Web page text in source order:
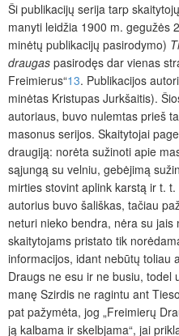
Ši publikacijų serija tarp
manyti leidžia 1900 m. gegužės
minėtų publikacijų pasirodymo)
draugas pasirodęs dar vienas
Freimierus“13. Publikacijos
minėtas Kristupas Jurkšaitis).
autoriaus, buvo nulemtas prieš
masonus serijos. Skaitytojai
draugiją: norėta sužinoti apie
sąjungą su velniu, gebėjimą
mirties stovint aplink karstą ir t.
autorius buvo šališkas, tačiau
neturi nieko bendra, nėra su
skaitytojams pristato tik
informacijos, idant nebūtų toliau
Draugs ne esu ir ne busiu, todel
manę Szirdis ne ragintu ant
pat pažymėta, jog „Freimierų
ją kalbama ir skelbjama“, jai